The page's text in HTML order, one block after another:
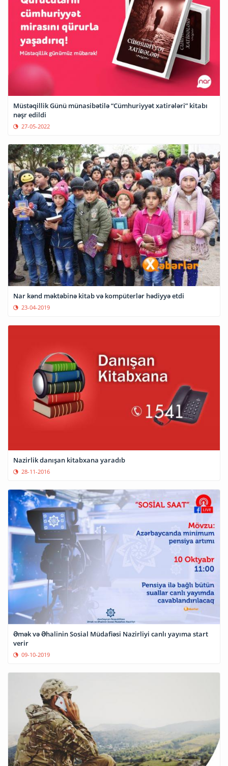
Müstəqillik Günü münasibətilə “Cümhuriyyət xatirələri” kitabı
27-05-2022
Nar kənd məktəbinə kitab və kompüterlər hədiyyə etdi
23-04-2019
Nazirlik danışan kitabxana yaradıb
28-11-2016
Əmək və Əhalinin Sosial Müdafiəsi Nazirliyi canlı yayıma start
verir
09-10-2019